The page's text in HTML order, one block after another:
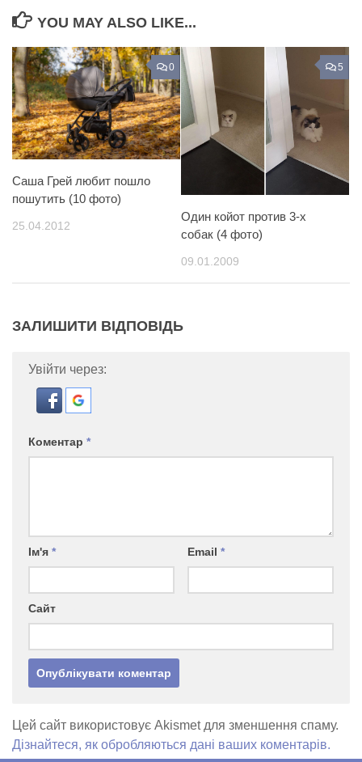
YOU MAY ALSO LIKE...
0
Саша Грей любит пошло
пошутить (10 фото)
25.04.2012
5
Один койот против 3-х
собак (4 фото)
09.01.2009
ЗАЛИШИТИ ВІДПОВІДЬ
Увійти через:
Коментар *
Ім'я * Email *
Сайт
Цей сайт використовує Akismet для зменшення спаму.
Дізнайтеся, як обробляються дані ваших коментарів.